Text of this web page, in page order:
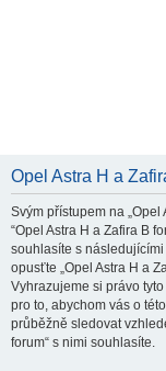
Opel Astra H a
Svým přístupem na „Opel
“Opel Astra H a Zafira B
souhlasíte s
opusťte „Opel Astra H a
Vyhrazujeme si právo
pro to, abychom vás o
průběžně sledovat
forum“ s nimi souhlasíte.